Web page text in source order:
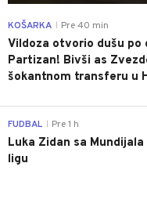
KOŠARKA Pre 40 min
Vildoza otvorio dušu po
Partizan! Bivši as
šokantnom transferu u
FUDBAL Pre 1 h
Luka Zidan sa
ligu